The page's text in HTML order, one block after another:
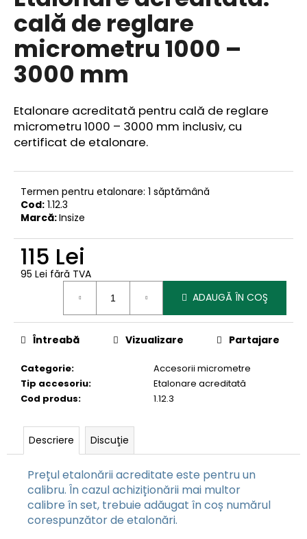
0,0
din
5
stele.
cală de reglare
micrometru 1000 –
3000 mm
Etalonare acreditată pentru cală de reglare
micrometru 1000 – 3000 mm inclusiv, cu
certificat de etalonare.
Termen pentru etalonare: 1 săptămână
Cod: 1.12.3
Marcă:Insize
115 Lei
95 Lei fără TVA
ADAUGĂ ÎN COŞ
Categorie:
Accesorii micrometre
Tip accesoriu:
Etalonare acreditată
Cod produs: 1.12.3
Întreabă Vizualizare Partajare
Descriere Discuţie
Prețul etalonării acreditate este pentru un
calibru. În cazul achiziționării mai multor
calibre în set, trebuie adăugat în coș numărul
corespunzător de etalonări.
V
ă
r
e
c
o
m
d
ă
m